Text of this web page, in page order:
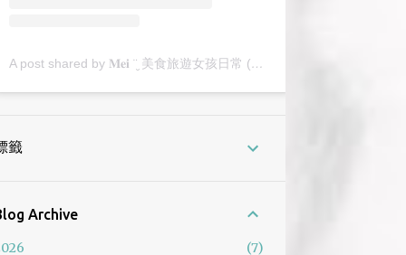
A post shared by 𝐌𝐞𝐢 ¨̮ 美食旅遊女孩日常 (@2y_mei)
籤
Archive
7